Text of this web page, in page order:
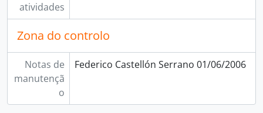
atividades
Zona do controlo
Notas de
manutençã
o
Federico Castellón Serrano 01/06/2006